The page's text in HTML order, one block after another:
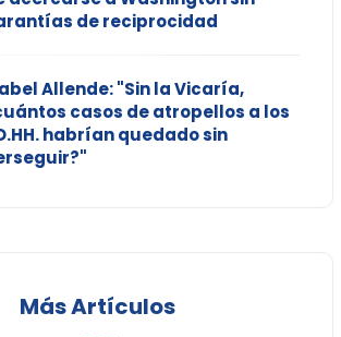
de reciprocidad
Allende: "Sin la Vicaría,
casos de atropellos a los
habrían quedado sin
Más Artículos